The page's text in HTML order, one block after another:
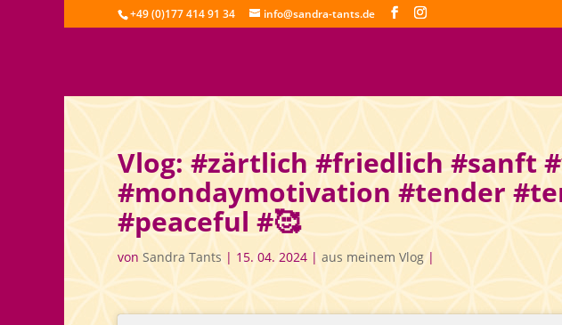
+49 (0)177 414 91 34 info@sandra-tants.de
Vlog: #zärtlich #friedlich #sanft
#mondaymotivation #tender
#peaceful #🥰
von Sandra Tants | 15. 04. 2024 | aus meinem Vlog|